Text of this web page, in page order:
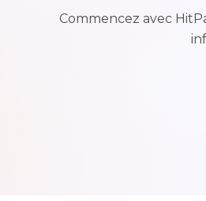
Commencez avec